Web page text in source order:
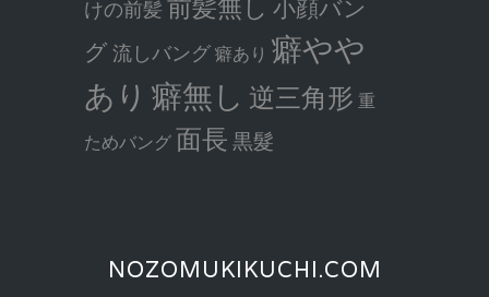
けの前髪
グ流しバング癖あり 癖やや
あり 癖無し 逆三角形 重
ためバング 面長黒髮
NOZOMUKIKUCHI.COM